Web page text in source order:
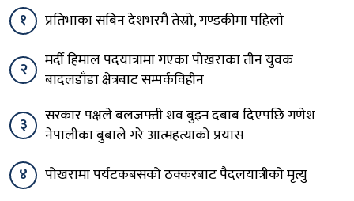
१ प्रतिभाका सबिन देशभरमै तेस्रो, गण्डकीमा पहिलो
२
मर्दी हिमाल पदयात्रामा गएका पोखराका तीन युवक
बादलडाँडा क्षेत्रबाट सम्पर्कविहीन
३
सरकार पक्षले बलजफ्ती शव बुझ्न दबाब दिएपछि गणेश
नेपालीका बुबाले गरे आत्महत्याको प्रयास
४
पोखरामा पर्यटकबसको ठक्करबाट पैदलयात्रीको मृत्यु